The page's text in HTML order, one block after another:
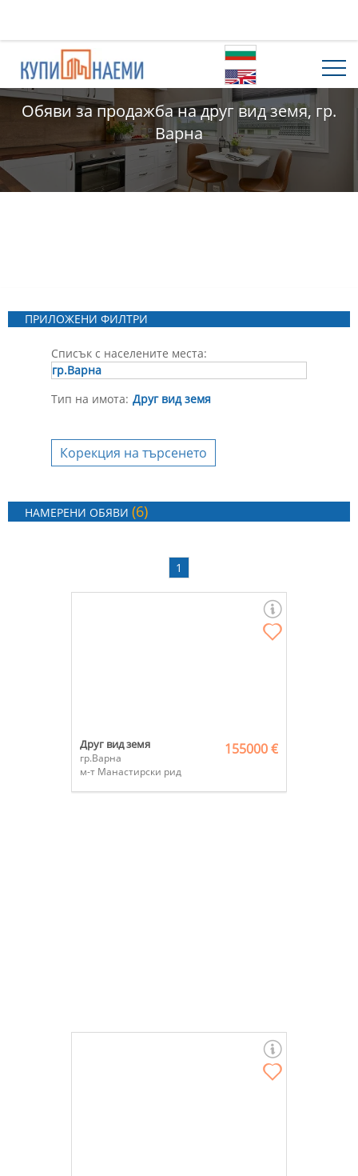
Обяви за продажба на друг вид земя, гр.
Варна
ПРИЛОЖЕНИ ФИЛТРИ
Списък с населените места:
гр.Варна
Тип на имота: Друг вид земя
Корекция на търсенето
НАМЕРЕНИ ОБЯВИ(6)
1
Друг вид земя
гр.Варна
м-т Манастирски рид
155000 €